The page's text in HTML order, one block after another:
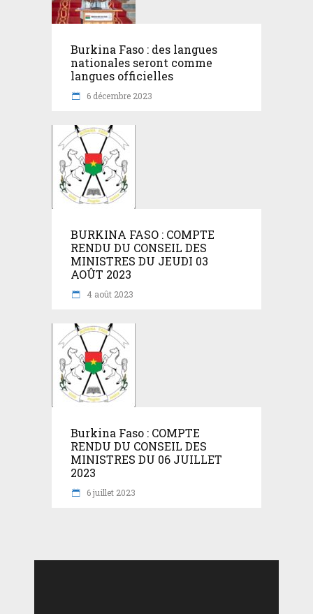
Burkina Faso : des langues
nationales seront comme
langues officielles
6 décembre 2023
BURKINA FASO : COMPTE
RENDU DU CONSEIL DES
MINISTRES DU JEUDI 03
AOÛT 2023
4 août 2023
Burkina Faso : COMPTE
RENDU DU CONSEIL DES
MINISTRES DU 06 JUILLET
2023
6 juillet 2023